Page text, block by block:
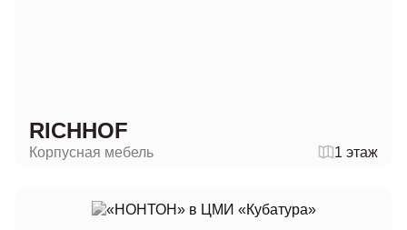
RICHHOF
Корпусная мебель 1 этаж